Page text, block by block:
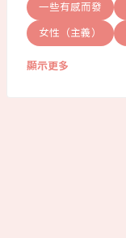
一些有感而發
女性（主義）
顯示更多